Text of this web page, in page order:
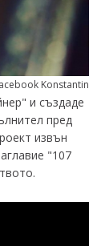
Konstantin
и създаде
пред
извън
"107